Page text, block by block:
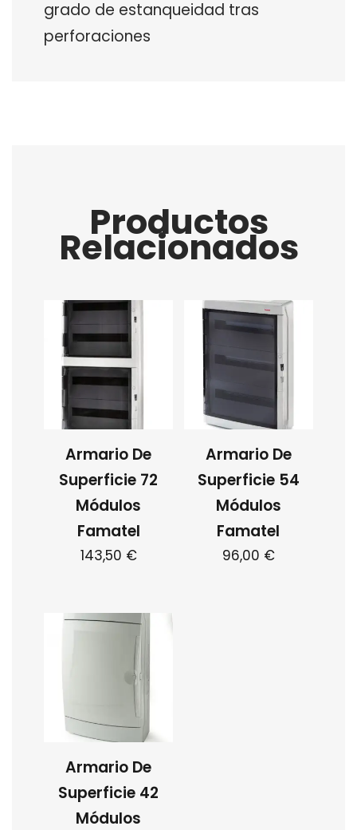
grado de estanqueidad tras
perforaciones
Productos
Relacionados
Armario De
Superficie 72
Módulos
Famatel
143,50 €
Armario De
Superficie 54
Módulos
Famatel
96,00 €
Armario De
Superficie 42
Módulos